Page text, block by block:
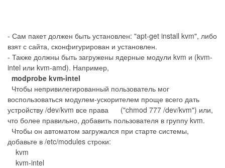
- Сам пакет должен быть установлен: "apt-get install kvm", либо
взят с сайта, сконфигурирован и установлен.
- Также должны быть загружены ядерные модули kvm и (kvm-
intel или kvm-amd). Например,
modprobe kvm-intel
Чтобы непривилегированный пользователь мог
воспользоваться модулем-ускорителем проще всего дать
устройству /dev/kvm все права ("chmod 777 /dev/kvm") или,
что более правильно, добавить пользователя в группу kvm.
Чтобы он автоматом загружался при старте системы,
добавьте в /etc/modules строки:
kvm
kvm-intel